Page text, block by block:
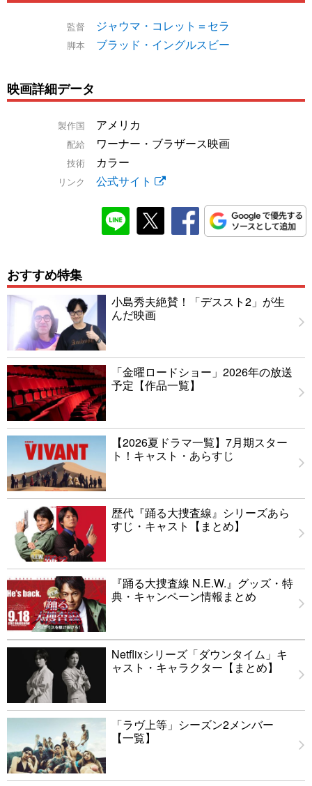
監督 ジャウマ・コレット＝セラ
脚本 ブラッド・イングルスビー
映画詳細データ
製作国 アメリカ
配給 ワーナー・ブラザース映画
技術 カラー
リンク 公式サイト
おすすめ特集
小島秀夫絶賛！「デススト2」が生
んだ映画
「金曜ロードショー」2026年の放送
予定【作品一覧】
【2026夏ドラマ一覧】7月期スター
ト！キャスト・あらすじ
歴代『踊る大捜査線』シリーズあら
すじ・キャスト【まとめ】
『踊る大捜査線 N.E.W.』グッズ・特
典・キャンペーン情報まとめ
Netflixシリーズ「ダウンタイム」キ
ャスト・キャラクター【まとめ】
「ラヴ上等」シーズン2メンバー
【一覧】